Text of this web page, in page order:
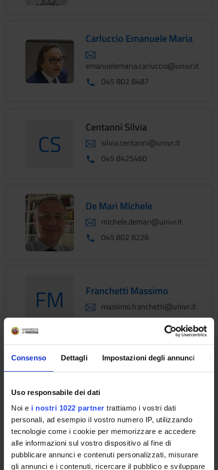
Consenso Dettagli Impostazioni degli annunci
Uso responsabile dei dati
Noi e i nostri 1022 partner trattiamo i vostri dati
personali, ad esempio il vostro numero IP, utilizzando
tecnologie come i cookie per memorizzare e accedere
alle informazioni sul vostro dispositivo al fine di
pubblicare annunci e contenuti personalizzati, misurare
gli annunci e i contenuti, ricercare il pubblico e sviluppare
Carluccio Emanuele Maria
emanuelemaria.carluccio@univr.it
045 802 8487
CSCentanniSilvia
Centanni Silvia
silvia.centanni@univr.it
045 8425460
De Mari Michele
michele.demari@univr.it
045 802 8226
FMFranchettiMassimo
Franchetti Massimo
massimo.franchetti@univr.it
Frigo Paolo
Grossi Luigi
luigi.grossi@univr.it
045 802 8247